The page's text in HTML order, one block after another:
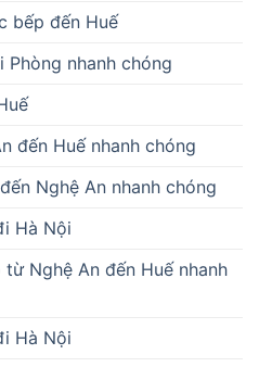
bếp đến Huế
Phòng nhanh chóng
đến Huế nhanh chóng
Nghệ An nhanh chóng
Hà Nội
Nghệ An đến Huế nhanh
Hà Nội